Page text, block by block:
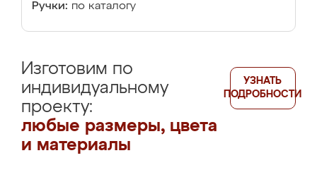
Ручки: по каталогу
Изготовим по
индивидуальному
проекту:
любые размеры, цвета
и материалы
УЗНАТЬ
ПОДРОБНОСТИ